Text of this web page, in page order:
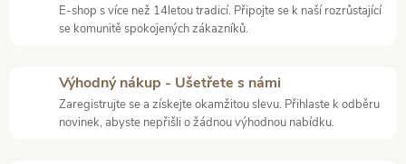
E-shop s více než 14letou tradicí. Připojte se k naší rozrůstající
se komunitě spokojených zákazníků.
Výhodný nákup - Ušetřete s námi
Zaregistrujte se a získejte okamžitou slevu. Přihlaste k odběru
novinek, abyste nepřišli o žádnou výhodnou nabídku.